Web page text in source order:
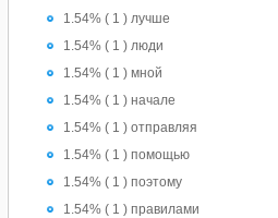
1.54% ( 1 ) лучше
1.54% ( 1 ) люди
1.54% ( 1 ) мной
1.54% ( 1 ) начале
1.54% ( 1 ) отправляя
1.54% ( 1 ) помощью
1.54% ( 1 ) поэтому
1.54% ( 1 ) правилами